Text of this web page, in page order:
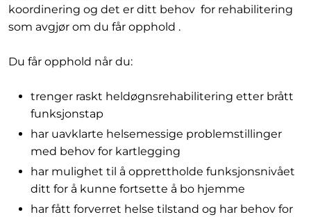
koordinering og det er ditt behov for rehabilitering
som avgjør om du får opphold .
Du får opphold når du:
trenger raskt heldøgnsrehabilitering etter brått
funksjonstap
har uavklarte helsemessige problemstillinger
med behov for kartlegging
har mulighet til å opprettholde funksjonsnivået
ditt for å kunne fortsette å bo hjemme
har fått forverret helse tilstand og har behov for